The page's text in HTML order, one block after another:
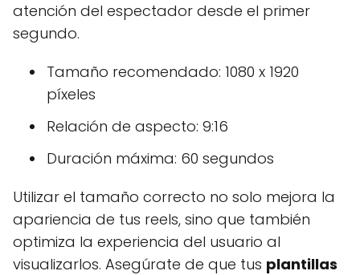
atención del espectador desde el primer
segundo.
Tamaño recomendado: 1080 x 1920
píxeles
Relación de aspecto: 9:16
Duración máxima: 60 segundos
Utilizar el tamaño correcto no solo mejora la
apariencia de tus reels, sino que también
optimiza la experiencia del usuario al
visualizarlos. Asegúrate de que tus plantillas